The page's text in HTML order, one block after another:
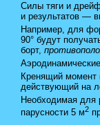
Силы тяги и
и результатов —
Например, для
90° будут
борт,
Кренящий момент
действующий на
Необходимая для
парусности 5 м2